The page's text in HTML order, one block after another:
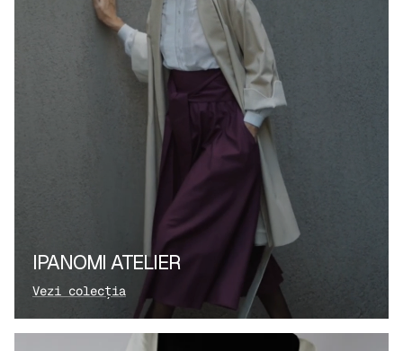
IPANOMI ATELIER
Vezi colecția